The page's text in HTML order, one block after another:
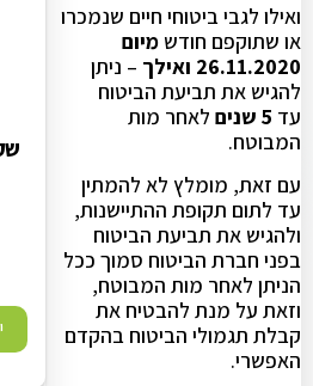
ואילו לגבי ביטוחי חיים שנמכרו
או שתוקפם חודשמיום
26.11.2020 ואילך
– ניתן
להגיש את תביעת הביטוח
עד5 שנים
לאחר מות
המבוטח.
עם זאת, מומלץ לא להמתין
עד לתום תקופת ההתיישנות,
ולהגיש את תביעת הביטוח
בפני חברת הביטוח סמוך ככל
הניתן לאחר מות המבוטח,
וזאת על מנת להבטיח את
קבלת תגמולי הביטוח בהקדם
האפשרי.